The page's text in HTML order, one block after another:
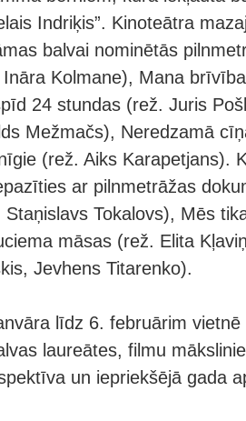
Indriķis”. Kinoteātra
balvai nominētās
Kolmane), Mana
24 stundas (rež. Juris
Mežmačs), Neredzamā
(rež. Aiks Karapetjans).
ar pilnmetrāžas
Tokalovs), Mēs
māsas (rež. Elita
Jevhens Titarenko).
līdz 6. februārim vietnē
laureātes, filmu
un iepriekšējā gada